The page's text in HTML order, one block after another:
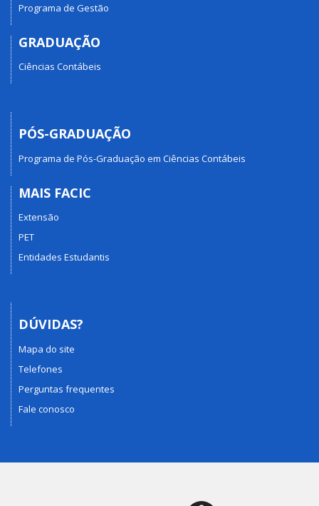
Programa de Gestão
GRADUAÇÃO
Ciências Contábeis
PÓS-GRADUAÇÃO
Programa de Pós-Graduação em Ciências Contábeis
MAIS FACIC
Extensão
PET
Entidades Estudantis
DÚVIDAS?
Mapa do site
Telefones
Perguntas frequentes
Fale conosco